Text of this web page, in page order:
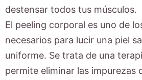
destensar todos tus músculos.
El peeling corporal es uno de
necesarios para lucir una piel
uniforme. Se trata de una
permite eliminar las impurezas